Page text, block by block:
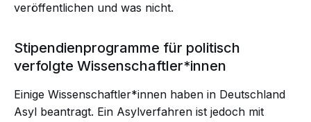
veröffentlichen und was nicht.
Stipendienprogramme für politisch
verfolgte Wissenschaftler*innen
Einige Wissenschaftler*innen haben in Deutschland
Asyl beantragt. Ein Asylverfahren ist jedoch mit